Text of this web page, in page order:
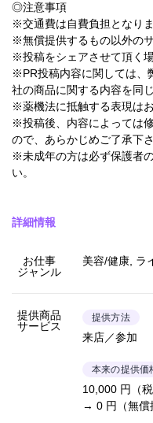
◎注意事項
※交通費は自費負担となりま
※無償提供するもの以外の
※投稿をシェアさせて頂く
※PR投稿内容に関しては、
社の商品に関する内容を同
※薬機法に抵触する表現は
※投稿後、内容によっては
ので、あらかじめご了承下さ
※未成年の方は必ず保護者
い。
詳細情報
お仕事
ジャンル
美容/健康, ラ
提供商品
サービス
提供方法
来店／参加
本来の提供価
10,000 円（税
→ 0 円（無償